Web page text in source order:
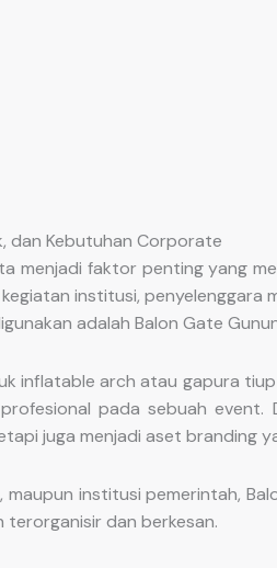
dan Kebutuhan Corporate
menjadi faktor penting yang
institusi, penyelenggara
adalah Balon Gate
inflatable arch atau gapura
pada sebuah
juga menjadi aset branding
maupun institusi pemerintah,
dan berkesan.